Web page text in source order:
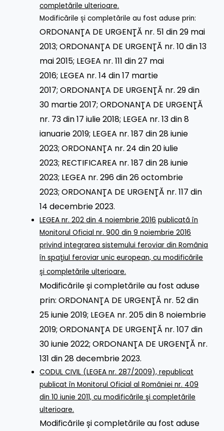
completările ulterioare.
Modificările și completările au fost aduse prin:
ORDONANŢA DE URGENŢĂ nr. 51 din 29 mai
2013;ORDONANŢA DE URGENŢĂ nr. 10 din 13
mai 2015; LEGEA nr. 111 din 27 mai
2016; LEGEA nr. 14 din 17 martie
2017;ORDONANŢA DE URGENŢĂ nr. 29 din
30 martie 2017;ORDONANŢA DE URGENŢĂ
nr. 73 din 17 iulie 2018; LEGEA nr. 13 din 8
ianuarie 2019; LEGEA nr. 187 din 28 iunie
2023;ORDONANŢA nr. 24 din 20 iulie
2023; RECTIFICAREA nr. 187 din 28 iunie
2023; LEGEA nr. 296 din 26 octombrie
2023;ORDONANŢA DE URGENŢĂ nr. 117 din
14 decembrie 2023.
LEGEA nr. 202 din 4 noiembrie 2016 publicată în
Monitorul Oficial nr. 900 din 9 noiembrie 2016
privind integrarea sistemului feroviar din România
în spaţiul feroviar unic european, cu modificările
și completările ulterioare.
Modificările și completările au fost aduse
prin:ORDONANŢA DE URGENŢĂ nr. 52 din
25 iunie 2019; LEGEA nr. 205 din 8 noiembrie
2019;ORDONANŢA DE URGENŢĂ nr. 107 din
30 iunie 2022;ORDONANŢA DE URGENŢĂ nr.
131 din 28 decembrie 2023.
CODUL CIVIL (LEGEA nr. 287/2009), republicat
publicat în Monitorul Oficial al României nr. 409
din 10 iunie 2011, cu modificările şi completările
ulterioare.
Modificările și completările au fost aduse